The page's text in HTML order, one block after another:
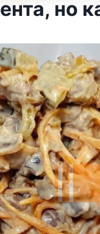
но